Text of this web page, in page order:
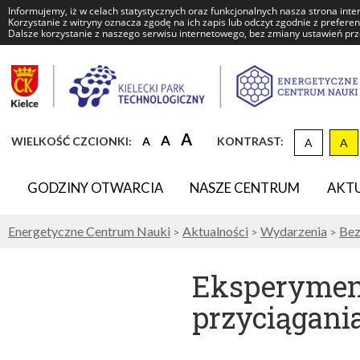
Informujemy, iż w celach statystycznych oraz funkcjonalnych nasza strona
Korzystanie z witryny oznacza zgodę na ich zapis lub odczyt zgodnie z
Dalsze korzystanie z naszego serwisu internetowego, bez zmiany ustawień
Energetyczne
Centrum
WIELKOŚĆ CZCIONKI: A DOMYŚLNY
A WIĘKSZA
A NAJWIĘKSZA
KONTRAST: A A
GODZINY OTWARCIA NASZE CENTRUM
Energetyczne Centrum Nauki > Aktualności > Wydarzenia >